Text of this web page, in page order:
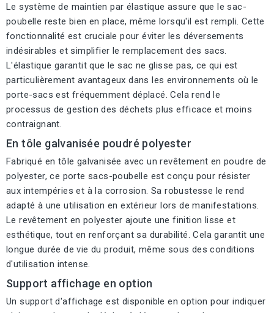
Le système de maintien par élastique assure que le sac-
poubelle reste bien en place, même lorsqu'il est rempli. Cette
fonctionnalité est cruciale pour éviter les déversements
indésirables et simplifier le remplacement des sacs.
L'élastique garantit que le sac ne glisse pas, ce qui est
particulièrement avantageux dans les environnements où le
porte-sacs est fréquemment déplacé. Cela rend le
processus de gestion des déchets plus efficace et moins
contraignant.
En tôle galvanisée poudré polyester
Fabriqué en tôle galvanisée avec un revêtement en poudre de
polyester, ce porte sacs-poubelle est conçu pour résister
aux intempéries et à la corrosion. Sa robustesse le rend
adapté à une utilisation en extérieur lors de manifestations.
Le revêtement en polyester ajoute une finition lisse et
esthétique, tout en renforçant sa durabilité. Cela garantit une
longue durée de vie du produit, même sous des conditions
d'utilisation intense.
Support affichage en option
Un support d'affichage est disponible en option pour indiquer